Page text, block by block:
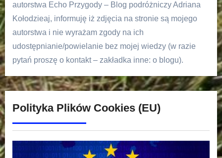
autorstwa Echo Przygody – Blog podróżniczy Adriana
Kołodzieaj, informuję iż zdjęcia na stronie są mojego
autorstwa i nie wyrażam zgody na ich
udostępnianie/powielanie bez mojej wiedzy (w razie
pytań proszę o kontakt – zakładka inne: o blogu).
Polityka Plików Cookies (EU)